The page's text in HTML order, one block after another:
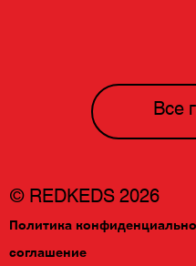
Все
© REDKEDS 2026
Политика
соглашение